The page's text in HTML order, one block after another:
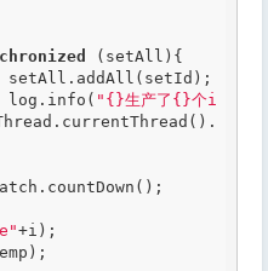
(setAll){
                        log.info(
"{}生产了{}个i
+i);